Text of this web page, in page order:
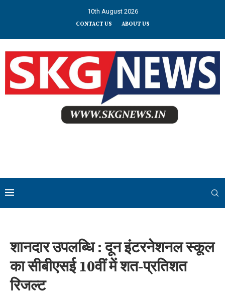
10th August 2026
CONTACT US ABOUT US
शानदार उपलब्धि : दून इंटरनेशनल स्कूल
का सीबीएसई 10वीं में शत-प्रतिशत
रिजल्ट